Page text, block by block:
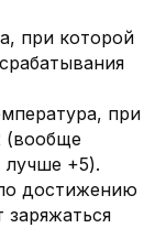
при которой
при
(вообще
+5).
достижению